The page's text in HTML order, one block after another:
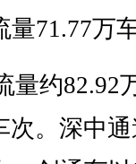
量71.77万
约82.92
次。深中